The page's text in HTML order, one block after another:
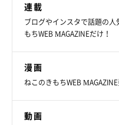
触れ合いやすくなっています
連載
ブログやインスタで話題の
もちWEB MAGAZINEだけ！
漫画
ねこのきもちWEB
動画